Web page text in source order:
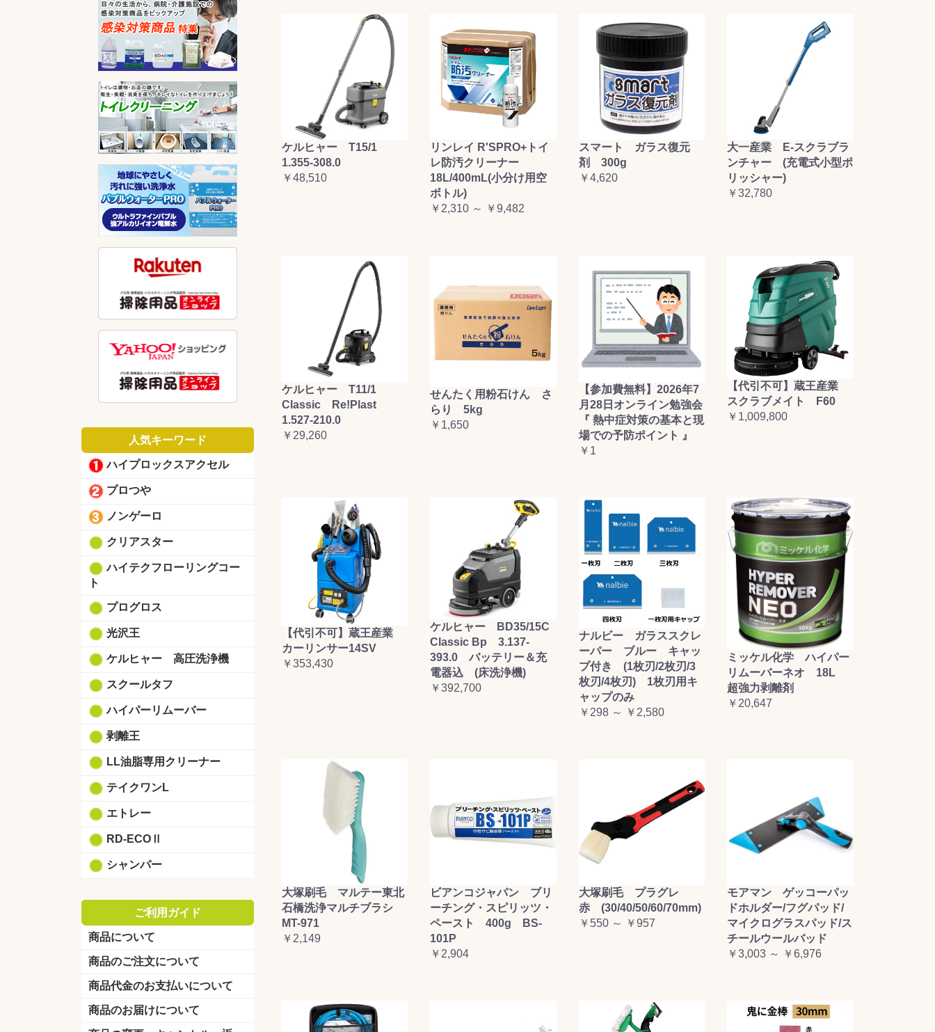
人気キーワード
ハイプロックスアクセル
プロつや
ノンゲーロ
クリアスター
ハイテクフローリングコー
ト
プログロス
光沢王
ケルヒャー 高圧洗浄機
スクールタフ
ハイパーリムーバー
剥離王
LL油脂専用クリーナー
テイクワンL
エトレー
RD-ECOⅡ
シャンパー
ご利用ガイド
商品について
商品のご注文について
商品代金のお支払いについて
商品のお届けについて
お買い物を続ける カートへ進む
ケルヒャー T15/1
1.355-308.0
￥48,510
リンレイ R'SPRO+トイ
レ防汚クリーナー
18L/400mL(小分け用空
ボトル)
￥2,310 ～ ￥9,482
スマート ガラス復元
剤 300g
￥4,620
大一産業 E-スクラブラ
ンチャー (充電式小型ポ
リッシャー)
￥32,780
ケルヒャー T11/1
Classic Re!Plast
1.527-210.0
￥29,260
せんたく用粉石けん さ
らり 5kg
￥1,650
【参加費無料】2026年7
月28日オンライン勉強会
『 熱中症対策の基本と現
場での予防ポイント 』
￥1
【代引不可】蔵王産業
スクラブメイト F60
￥1,009,800
【代引不可】蔵王産業
カーリンサー14SV
￥353,430
ケルヒャー BD35/15C
Classic Bp 3.137-
393.0 バッテリー＆充
電器込 (床洗浄機)
￥392,700
ナルビー ガラススクレ
ーパー ブルー キャッ
プ付き (1枚刃/2枚刃/3
枚刃/4枚刃) 1枚刃用キ
ャップのみ
￥298 ～ ￥2,580
ミッケル化学 ハイパー
リムーバーネオ 18L
超強力剥離剤
￥20,647
大塚刷毛 マルテー東北
石橋洗浄マルチブラシ
MT-971
￥2,149
ビアンコジャパン ブリ
ーチング・スピリッツ・
ペースト 400g BS-
101P
￥2,904
大塚刷毛 プラグレ
赤 (30/40/50/60/70mm)
￥550 ～ ￥957
モアマン ゲッコーパッ
ドホルダー/フグパッド/
マイクログラスパッド/ス
チールウールバッド
￥3,003 ～ ￥6,976